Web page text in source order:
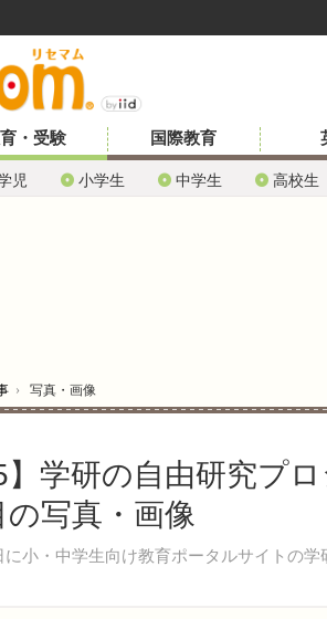
・受験
児 小学生 中学生 高校生
国際教育
› 写真・画像
】学研の自由研究プ
写真・画像
小・中学生向け教育ポータルサイトの学